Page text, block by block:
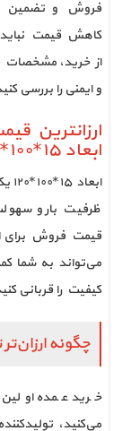
فروش و تضمین
کاهش قیمت
از خرید، مشخصات
و ایمنی را بررسی
ارزانترین
ابعاد ١٥*١٠٠*١٢٠
ظرفیت بار و سهولت
قیمت فروش برای
می‌تواند به شما
کیفیت را قربانی
چگونه
خرید عمده
می‌کنید،